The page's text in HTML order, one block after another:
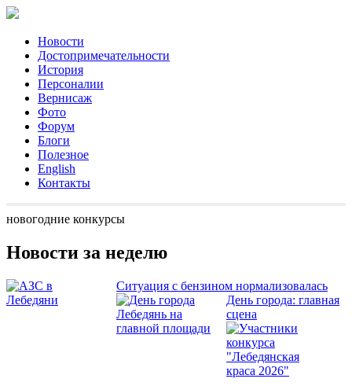
Новости
Достопримечательности
История
Персоналии
Вернисаж
Фото
Форум
Блоги
Полезное
English
Контакты
новогодние конкурсы
Новости за неделю
Ситуация с бензином нормализовалась
День города: главная
сцена